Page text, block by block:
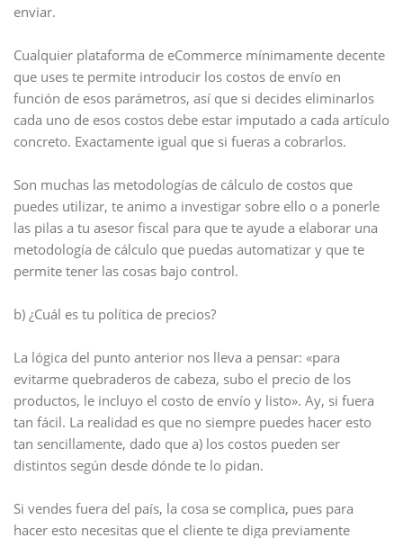
enviar.
Cualquier plataforma de eCommerce mínimamente decente
que uses te permite introducir los costos de envío en
función de esos parámetros, así que si decides eliminarlos
cada uno de esos costos debe estar imputado a cada artículo
concreto. Exactamente igual que si fueras a cobrarlos.
Son muchas las metodologías de cálculo de costos que
puedes utilizar, te animo a investigar sobre ello o a ponerle
las pilas a tu asesor fiscal para que te ayude a elaborar una
metodología de cálculo que puedas automatizar y que te
permite tener las cosas bajo control.
b) ¿Cuál es tu política de precios?
La lógica del punto anterior nos lleva a pensar: «para
evitarme quebraderos de cabeza, subo el precio de los
productos, le incluyo el costo de envío y listo». Ay, si fuera
tan fácil. La realidad es que no siempre puedes hacer esto
tan sencillamente, dado que a) los costos pueden ser
distintos según desde dónde te lo pidan.
Si vendes fuera del país, la cosa se complica, pues para
hacer esto necesitas que el cliente te diga previamente